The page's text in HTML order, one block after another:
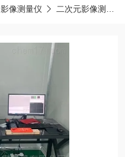
影像测量仪 二次元影像测量仪